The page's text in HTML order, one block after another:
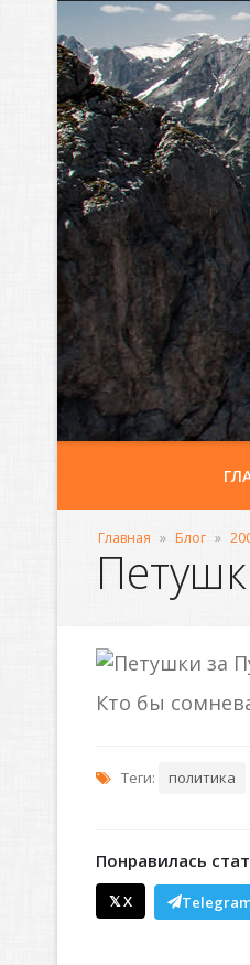
Главная » Блог »
Кто бы
Теги: политика
Понравилась
𝕏 X